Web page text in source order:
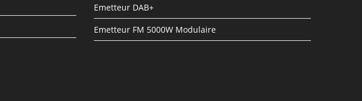
Emetteur DAB+
Emetteur FM 5000W Modulaire